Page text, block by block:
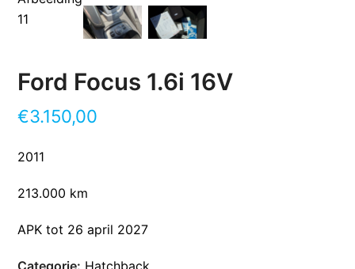
Ford Focus 1.6i 16V
€3.150,00
2011
213.000 km
APK tot 26 april 2027
Categorie: Hatchback